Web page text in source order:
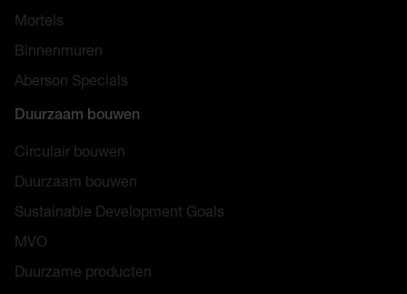
Mortels
Binnenmuren
Aberson Specials
Duurzaam bouwen
Circulair bouwen
Duurzaam bouwen
Sustainable Development Goals
MVO
Duurzame producten